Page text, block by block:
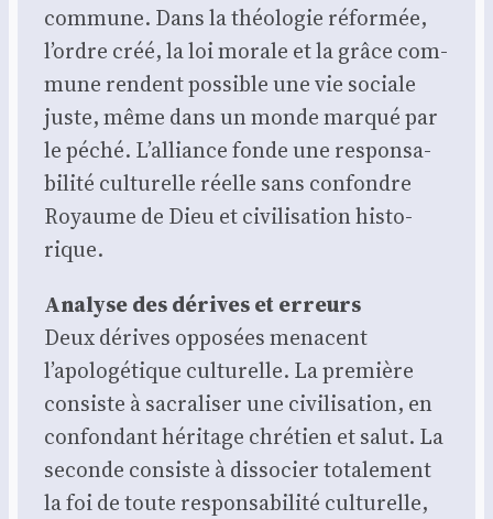
com­mune. Dans la théo­lo­gie réfor­mée,
l’ordre créé, la loi morale et la grâce com­
mune rendent pos­sible une vie sociale
juste, même dans un monde mar­qué par
le péché. L’alliance fonde une res­pon­sa­
bi­li­té cultu­relle réelle sans confondre
Royaume de Dieu et civi­li­sa­tion his­to­
rique.
Ana­lyse des dérives et erreurs
Deux dérives oppo­sées menacent
l’apologétique cultu­relle. La pre­mière
consiste à sacra­li­ser une civi­li­sa­tion, en
confon­dant héri­tage chré­tien et salut. La
seconde consiste à dis­so­cier tota­le­ment
la foi de toute res­pon­sa­bi­li­té cultu­relle,